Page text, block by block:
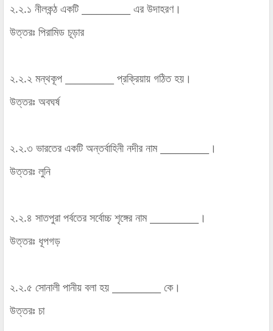
২.২.১ নীলকন্ঠ একটি __________ এর উদাহরণ।
উত্তরঃ পিরামিড চূড়ার
২.২.২ মন্থকূপ __________ প্রক্রিয়ায় গঠিত হয়।
উত্তরঃ অবঘর্ষ
২.২.৩ ভারতের একটি অন্তর্বাহিনী নদীর নাম __________।
উত্তরঃ লুনি
২.২.৪ সাতপুরা পর্বতের সর্বোচ্চ শৃঙ্গের নাম __________।
উত্তরঃ ধূপগড়
২.২.৫ সোনালী পানীয় বলা হয় __________ কে।
উত্তরঃ চা